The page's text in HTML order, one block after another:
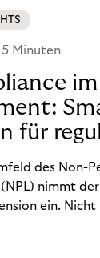
5 Minuten
für
des Non-
nimmt
ein.
In einem